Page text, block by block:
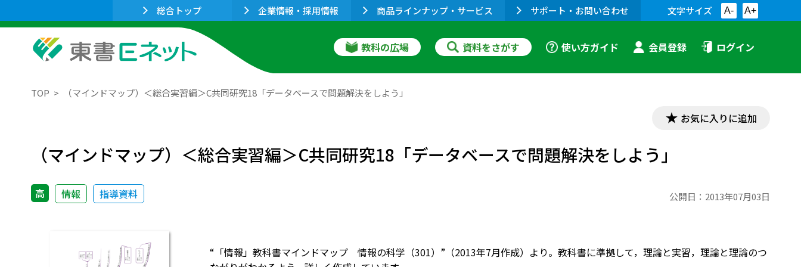
総合トップ 企業情報・採用情報 商品ラインナップ・サービス サポート・お問い合わせ 文字サイズ A- A+
教科の広場 資料をさがす 使い方ガイド 会員登録 ログイン
TOP （マインドマップ）＜総合実習編＞C共同研究18「データベースで問題解決をしよう」
お気に入りに追加
（マインドマップ）＜総合実習編＞C共同研究18「データベースで問題解決をしよう」
高 情報 指導資料 公開日： 2013年07月03日
“「情報」教科書マインドマップ 情報の科学（301）”（2013年7月作成）より。教科書に準拠して，理論と実習，理論と理論のつ